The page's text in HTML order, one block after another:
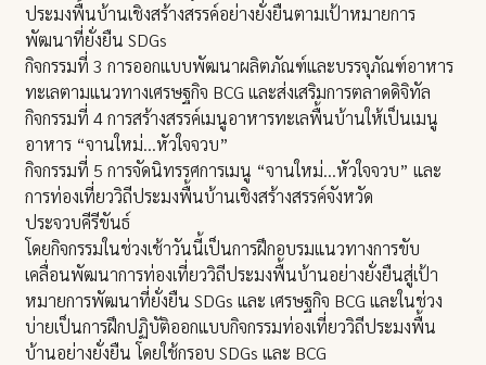
ประมงพื้นบ้านเชิงสร้างสรรค์อย่างยั่งยืนตามเป้าหมายการ
พัฒนาที่ยั่งยืน SDGs
กิจกรรมที่ 3 การออกแบบพัฒนาผลิตภัณฑ์และบรรจุภัณฑ์อาหาร
ทะเลตามแนวทางเศรษฐกิจ BCG และส่งเสริมการตลาดดิจิทัล
กิจกรรมที่ 4 การสร้างสรรค์เมนูอาหารทะเลพื้นบ้านให้เป็นเมนู
อาหาร “จานใหม่…หัวใจจวบ”
กิจกรรมที่ 5 การจัดนิทรรศการเมนู “จานใหม่…หัวใจจวบ” และ
การท่องเที่ยววิถีประมงพื้นบ้านเชิงสร้างสรรค์จังหวัด
ประจวบคีรีขันธ์
โดยกิจกรรมในช่วงเช้าวันนี้เป็นการฝึกอบรมแนวทางการขับ
เคลื่อนพัฒนาการท่องเที่ยววิถีประมงพื้นบ้านอย่างยั่งยืนสู่เป้า
หมายการพัฒนาที่ยั่งยืน SDGs และ เศรษฐกิจ BCG และในช่วง
บ่ายเป็นการฝึกปฏิบัติออกแบบกิจกรรมท่องเที่ยววิถีประมงพื้น
บ้านอย่างยั่งยืน โดยใช้กรอบ SDGs และ BCG